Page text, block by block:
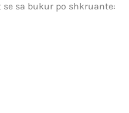
sa bukur po shkruante: